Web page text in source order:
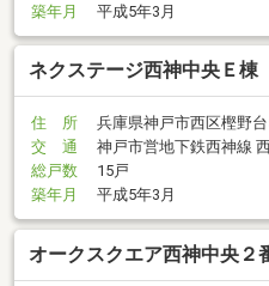
築年月
平成5年3月
ネクステージ西神中央Ｅ棟
住 所
兵庫県神戸市西区樫野
交 通
神戸市営地下鉄西神線
総戸数
15戸
築年月
平成5年3月
オークスクエア西神中央２